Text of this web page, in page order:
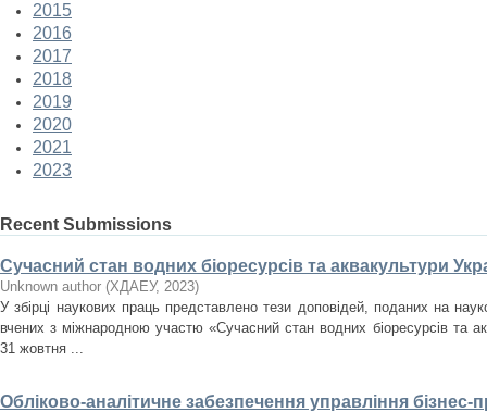
2015
2016
2017
2018
2019
2020
2021
2023
Recent Submissions
Сучасний стан водних біоресурсів та аквакультури
Unknown author (ХДАЕУ, 2023)
У збірці наукових праць представлено тези доповідей, поданих на
вчених з міжнародною участю «Сучасний стан водних біоресурсів та
31 жовтня ...
Обліково-аналітичне забезпечення управління